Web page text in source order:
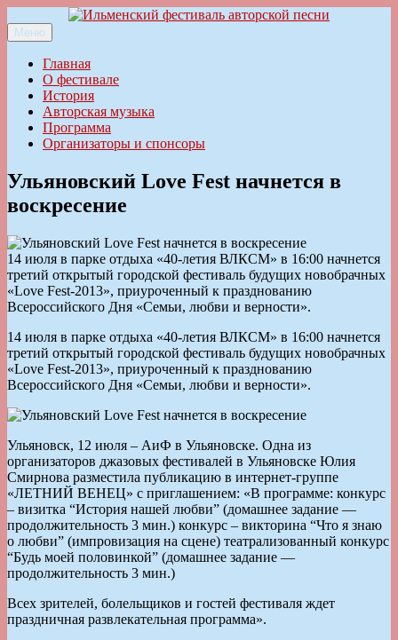
к
содержимому
Ильменский фестиваль авторской песни
Меню
Главная
О фестивале
История
Авторская музыка
Программа
Организаторы и спонсоры
Ульяновский Love Fest начнется в
воскресение
14 июля в парке отдыха «40-летия ВЛКСМ» в 16:00 начнется
третий открытый городской фестиваль будущих новобрачных
«Love Fest-2013», приуроченный к празднованию
Всероссийского Дня «Семьи, любви и верности».
14 июля в парке отдыха «40-летия ВЛКСМ» в 16:00 начнется
третий открытый городской фестиваль будущих новобрачных
«Love Fest-2013», приуроченный к празднованию
Всероссийского Дня «Семьи, любви и верности».
Ульяновск, 12 июля – АиФ в Ульяновске. Одна из
организаторов джазовых фестивалей в Ульяновске Юлия
Смирнова разместила публикацию в интернет-группе
«ЛЕТНИЙ ВЕНЕЦ» с приглашением: «В программе: конкурс
– визитка “История нашей любви” (домашнее задание —
продолжительность 3 мин.) конкурс – викторина “Что я знаю
о любви” (импровизация на сцене) театрализованный конкурс
“Будь моей половинкой” (домашнее задание —
продолжительность 3 мин.)
Всех зрителей, болельщиков и гостей фестиваля ждет
праздничная развлекательная программа».